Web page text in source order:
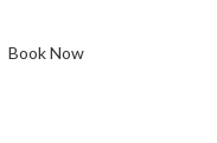
Book Now